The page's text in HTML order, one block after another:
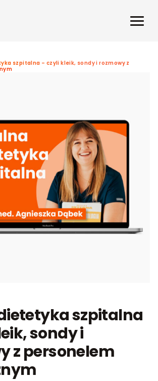
szpitalna – czyli kleik, sondy i rozmowy z
szpitalna
sondy i
z personelem